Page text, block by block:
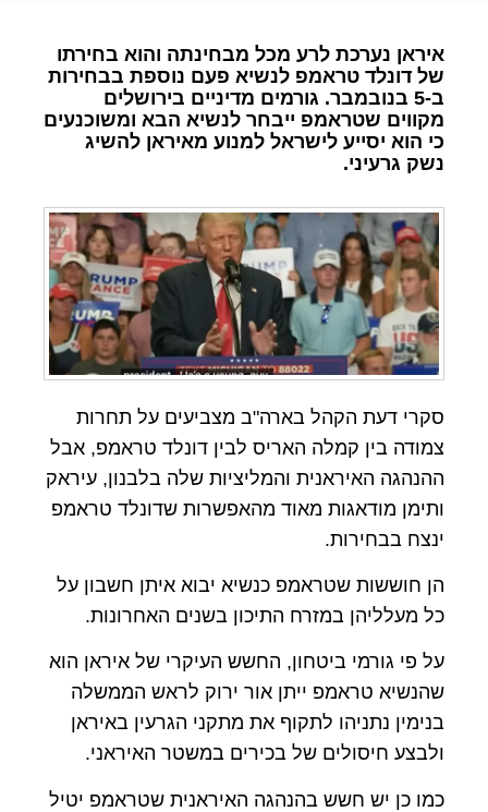
איראן נערכת לרע מכל מבחינתה והוא בחירתו
של דונלד טראמפ לנשיא פעם נוספת בבחירות
ב-5 בנובמבר. גורמים מדיניים בירושלים
מקווים שטראמפ ייבחר לנשיא הבא ומשוכנעים
כי הוא יסייע לישראל למנוע מאיראן להשיג
נשק גרעיני.
סקרי דעת הקהל בארה"ב מצביעים על תחרות
צמודה בין קמלה האריס לבין דונלד טראמפ, אבל
ההנהגה האיראנית והמליציות שלה בלבנון, עיראק
ותימן מודאגות מאוד מהאפשרות שדונלד טראמפ
ינצח בבחירות.
הן חוששות שטראמפ כנשיא יבוא איתן חשבון על
כל מעלליהן במזרח התיכון בשנים האחרונות.
על פי גורמי ביטחון, החשש העיקרי של איראן הוא
שהנשיא טראמפ ייתן אור ירוק לראש הממשלה
בנימין נתניהו לתקוף את מתקני הגרעין באיראן
ולבצע חיסולים של בכירים במשטר האיראני.
כמו כן יש חשש בהנהגה האיראנית שטראמפ יטיל